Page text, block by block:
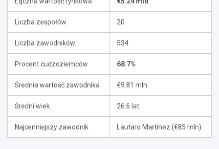
Liczba zespołów 20
Liczba zawodników 534
Procent cudzoziemców 68.7%
Średnia wartość zawodnika €9.81 mln
Średni wiek 26.6 lat
Najcenniejszy zawodnik Lautaro Martínez (€85 mln)